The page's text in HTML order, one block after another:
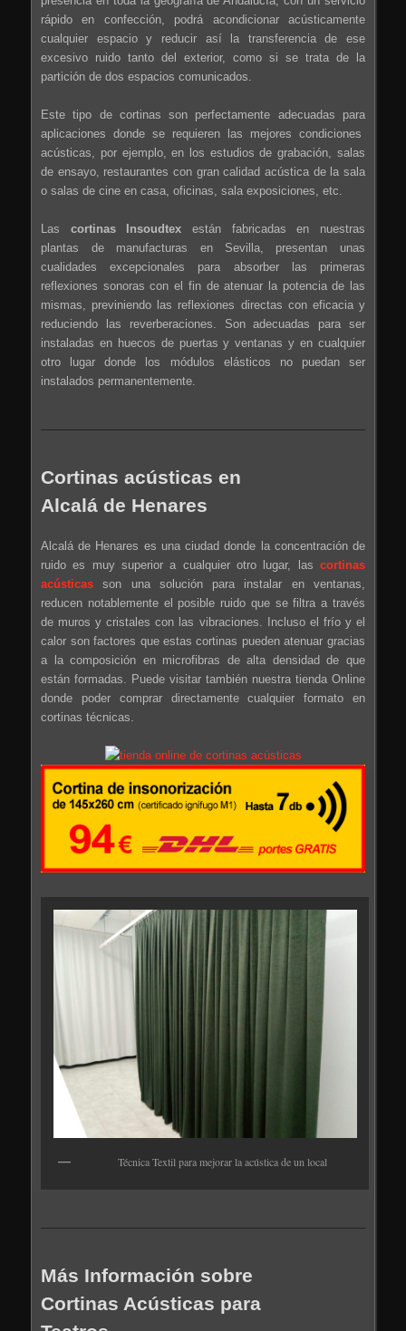
rápido en confección, podrá acondicionar acústicamente
cualquier espacio y reducir así la transferencia de ese
excesivo ruido tanto del exterior, como si se trata de la
partición de dos espacios comunicados.
Este tipo de cortinas son perfectamente adecuadas para
aplicaciones donde se requieren las mejores condiciones
acústicas, por ejemplo, en los estudios de grabación, salas
de ensayo, restaurantes con gran calidad acústica de la sala
o salas de cine en casa, oficinas, sala exposiciones, etc.
Las cortinas Insoudtex están fabricadas en nuestras
plantas de manufacturas en Sevilla, presentan unas
cualidades excepcionales para absorber las primeras
reflexiones sonoras con el fin de atenuar la potencia de las
mismas, previniendo las reflexiones directas con eficacia y
reduciendo las reverberaciones. Son adecuadas para ser
instaladas en huecos de puertas y ventanas y en cualquier
otro lugar donde los módulos elásticos no puedan ser
instalados permanentemente.
Cortinas acústicas en
Alcalá de Henares
Alcalá de Henares es una ciudad donde la concentración de
ruido es muy superior a cualquier otro lugar, las cortinas
acústicas son una solución para instalar en ventanas,
reducen notablemente el posible ruido que se filtra a través
de muros y cristales con las vibraciones. Incluso el frío y el
calor son factores que estas cortinas pueden atenuar gracias
a la composición en microfibras de alta densidad de que
están formadas. Puede visitar también nuestra tienda Online
donde poder comprar directamente cualquier formato en
cortinas técnicas.
Técnica Textil para mejorar la acústica de un local
Más Información sobre
Cortinas Acústicas para